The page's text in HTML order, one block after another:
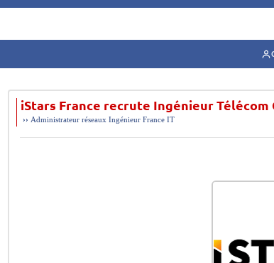
iStars France recrute Ingénieur Télécom
›› Administrateur réseaux Ingénieur France IT